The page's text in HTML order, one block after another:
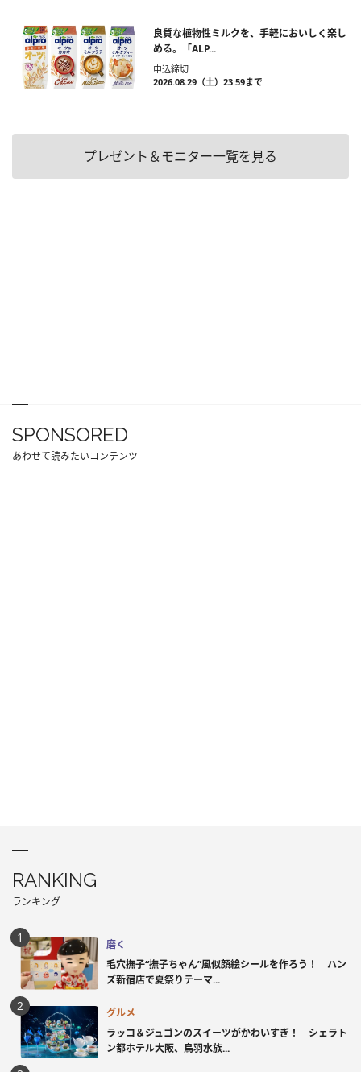
良質な植物性ミルクを、手軽においしく楽し
める。「ALP...
申込締切
2026.08.29（土）23:59まで
プレゼント＆モニター一覧を見る
SPONSORED
あわせて読みたいコンテンツ
RANKING
ランキング
磨く
毛穴撫子“撫子ちゃん”風似顔絵シールを作ろう！ ハン
ズ新宿店で夏祭りテーマ...
グルメ
ラッコ＆ジュゴンのスイーツがかわいすぎ！ シェラト
ン都ホテル大阪、鳥羽水族...